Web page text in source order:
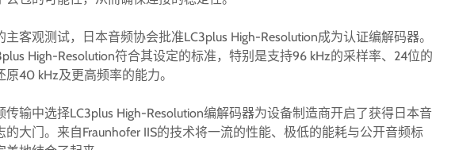
主客观测试，日本音频协会批准LC3plus High-Resolution成为认证编解码器。
High-Resolution符合其设定的标准，特别是支持96 kHz的采样率、24位的
原40 kHz及更高频率的能力。
传输中选择LC3plus High-Resolution编解码器为设备制造商开启了获得日本音
的大门。来自Fraunhofer IIS的技术将一流的性能、极低的能耗与公开音频标